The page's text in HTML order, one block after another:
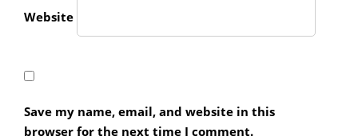
Website
Save my name, email, and website in this
browser for the next time I comment.